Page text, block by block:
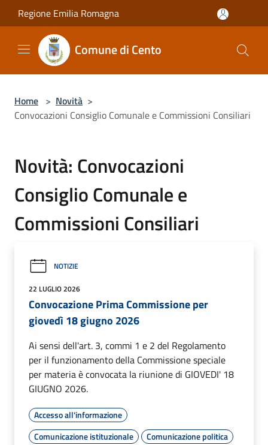
Salta al contenuto principale
Regione Emilia Romagna
Comune di Cento
Home > Novità >
Convocazioni Consiglio Comunale e Commissioni Consiliari
Novità: Convocazioni
Consiglio Comunale e
Commissioni Consiliari
NOTIZIE
22 LUGLIO 2026
Convocazione Prima Commissione per
giovedì 18 giugno 2026
Ai sensi dell'art. 3, commi 1 e 2 del Regolamento
per il funzionamento della Commissione speciale
per materia è convocata la riunione di GIOVEDI' 18
GIUGNO 2026.
Accesso all'informazione
Comunicazione istituzionale
Comunicazione politica